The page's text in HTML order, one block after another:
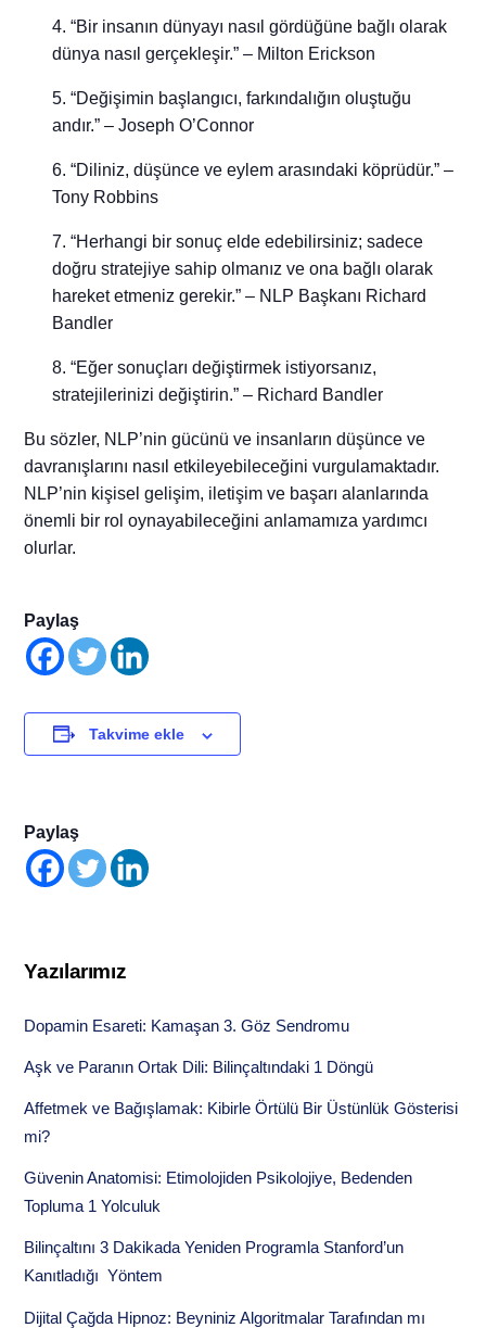
“Bir insanın dünyayı nasıl gördüğüne bağlı olarak
dünya nasıl gerçekleşir.” – Milton Erickson
“Değişimin başlangıcı, farkındalığın oluştuğu
andır.” – Joseph O’Connor
“Diliniz, düşünce ve eylem arasındaki köprüdür.” –
Tony Robbins
“Herhangi bir sonuç elde edebilirsiniz; sadece
doğru stratejiye sahip olmanız ve ona bağlı olarak
hareket etmeniz gerekir.” – NLP Başkanı Richard
Bandler
“Eğer sonuçları değiştirmek istiyorsanız,
stratejilerinizi değiştirin.” – Richard Bandler
Bu sözler, NLP’nin gücünü ve insanların düşünce ve
davranışlarını nasıl etkileyebileceğini vurgulamaktadır.
NLP’nin kişisel gelişim, iletişim ve başarı alanlarında
önemli bir rol oynayabileceğini anlamamıza yardımcı
olurlar.
Paylaş
Takvime ekle
Paylaş
Yazılarımız
Dopamin Esareti: Kamaşan 3. Göz Sendromu
Aşk ve Paranın Ortak Dili: Bilinçaltındaki 1 Döngü
Affetmek ve Bağışlamak: Kibirle Örtülü Bir Üstünlük Gösterisi
mi?
Güvenin Anatomisi: Etimolojiden Psikolojiye, Bedenden
Topluma 1 Yolculuk
Bilinçaltını 3 Dakikada Yeniden Programla Stanford’un
Kanıtladığı Yöntem
Dijital Çağda Hipnoz: Beyniniz Algoritmalar Tarafından mı